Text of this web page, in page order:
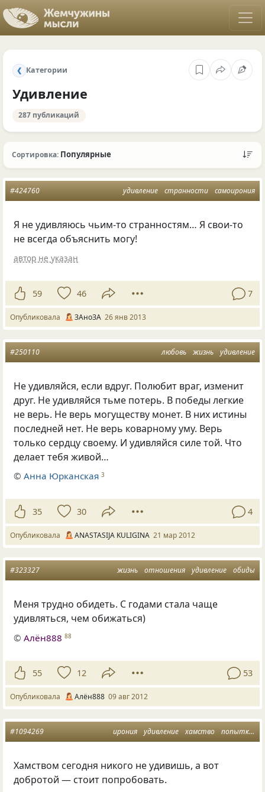
❮ Категории
Удивление
287 публикаций
Сортировка: Популярные
удивление странности самоирония
#424760
Я не удивляюсь чьим-то странностям… Я свои-то
не всегда объяснить могу!
автор не указан
59 46 7
Опубликовала ЗАноЗА 26 янв 2013
любовь жизнь удивление
#250110
Не удивляйся, если вдруг. Полюбит враг, изменит
друг. Не удивляйся тьме потерь. В победы легкие
не верь. Не верь могуществу монет. В них истины
последней нет. Не верь коварному уму. Верь
только сердцу своему. И удивляйся силе той. Что
делает тебя живой…
©Анна Юрканская 3
35 30 4
Опубликовала ANASTASIJA KULIGINA 21 мар 2012
жизнь отношения удивление обиды
#323327
Меня трудно обидеть. С годами стала чаще
удивляться, чем обижаться)
©Алён888 88
55 12 53
Опубликовала Алён888 09 авг 2012
ирония удивление хамство попытка
#1094269
Хамством сегодня никого не удивишь, а вот
добротой — стоит попробовать.